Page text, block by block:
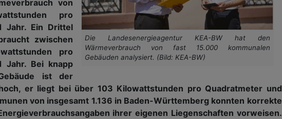
Die Landesenergieagentur KEA-BW hat den
Wärmeverbrauch von fast 15.000 kommunalen
Gebäuden analysiert. (Bild: KEA-BW)
von
pro
Jahr. Ein Drittel
zwischen
pro
Jahr. Bei knapp
ist der
er liegt bei über 103 Kilowattstunden pro Quadratmeter und
von insgesamt 1.136 in Baden-Württemberg konnten korrekte
ihrer eigenen Liegenschaften vorweisen.